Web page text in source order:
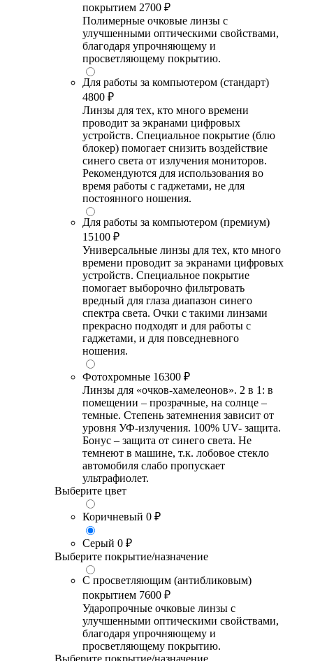
покрытием 2700 ₽
Полимерные очковые линзы с
улучшенными оптическими свойствами,
благодаря упрочняющему и
просветляющему покрытию.
Для работы за компьютером (стандарт)
4800 ₽
Линзы для тех, кто много времени
проводит за экранами цифровых
устройств. Специальное покрытие (блю
блокер) помогает снизить воздействие
синего света от излучения мониторов.
Рекомендуются для использования во
время работы с гаджетами, не для
постоянного ношения.
Для работы за компьютером (премиум)
15100 ₽
Универсальные линзы для тех, кто много
времени проводит за экранами цифровых
устройств. Специальное покрытие
помогает выборочно фильтровать
вредный для глаза диапазон синего
спектра света. Очки с такими линзами
прекрасно подходят и для работы с
гаджетами, и для повседневного
ношения.
Фотохромные 16300 ₽
Линзы для «очков-хамелеонов». 2 в 1: в
помещении – прозрачные, на солнце –
темные. Степень затемнения зависит от
уровня УФ-излучения. 100% UV- защита.
Бонус – защита от синего света. Не
темнеют в машине, т.к. лобовое стекло
автомобиля слабо пропускает
ультрафиолет.
Выберите цвет
Коричневый 0 ₽
Серый 0 ₽
Выберите покрытие/назначение
С просветляющим (антибликовым)
покрытием 7600 ₽
Ударопрочные очковые линзы с
улучшенными оптическими свойствами,
благодаря упрочняющему и
просветляющему покрытию.
Выберите покрытие/назначение